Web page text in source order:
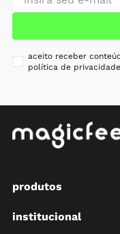
aceito receber
política de privacidade
produtos
institucional